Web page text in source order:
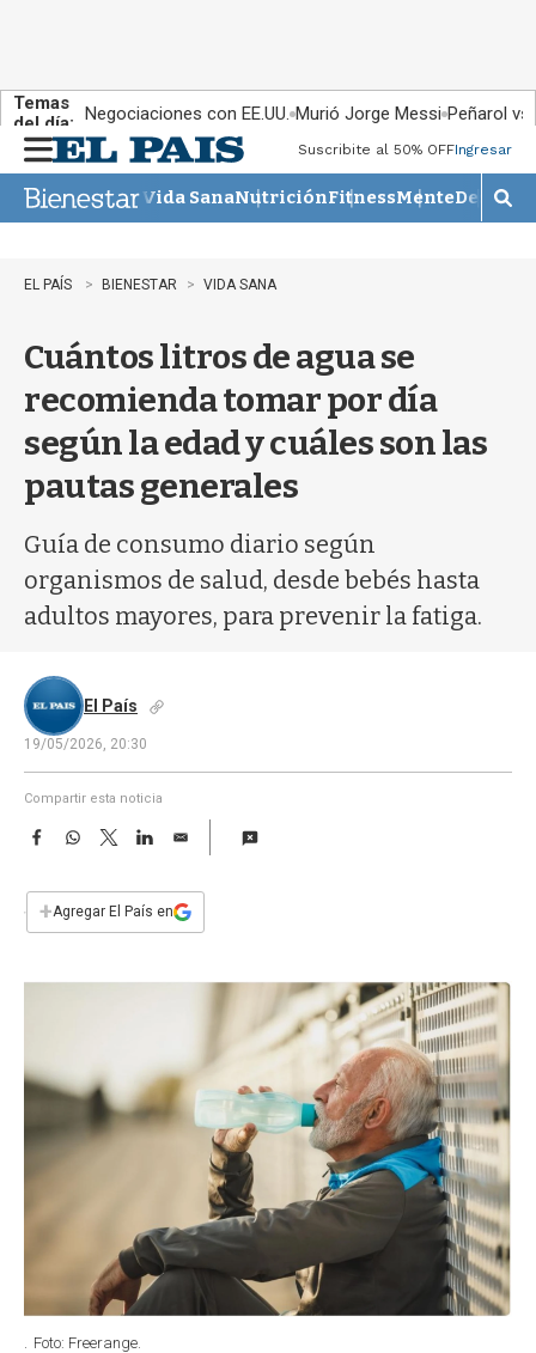
Temas
del día: Negociaciones con EE.UU. Murió Jorge Messi Peñarol
n
u
Suscribite al 50% OFFIngresar
Vida SanaNutriciónFitnessMente
M
o
EL PAÍS BIENESTAR VIDA SANA
Cuántos litros de agua se
recomienda tomar por día
según la edad y cuáles son las
pautas generales
Guía de consumo diario según
organismos de salud, desde bebés hasta
adultos mayores, para prevenir la fatiga.
El País
19/05/2026, 20:30
Compartir esta noticia
F
e
b
W
s
T
w
t
L
E
i
l
+Agregar El País en
Foto: Freerange.